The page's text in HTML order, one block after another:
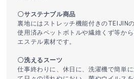
〇サステナブル商品
裏地にはストレッチ機能付きのTEIJIN
使用済みペットボトルや繊維くず等か
エステル素材です。
〇洗えるスーツ
仕事終わりに、休日に、洗濯機で簡単